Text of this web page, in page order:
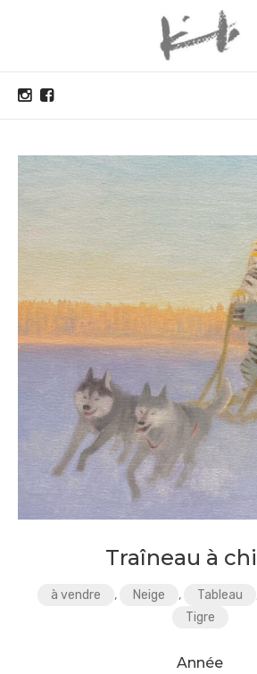
Traîneau à
à vendre , Neige , Tableau
Tigre
Année